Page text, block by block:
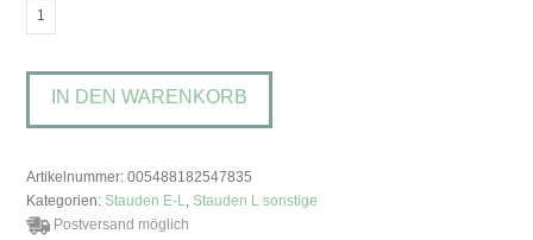
Lobelia
Scarlet'Lobelie
MengeIN DEN WARENKORB
Artikelnummer:005488182547835
Kategorien: Stauden E-L Stauden L sonstige
Postversand möglich